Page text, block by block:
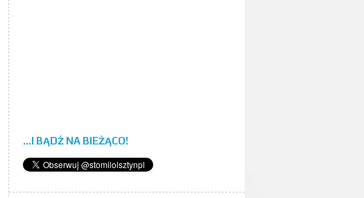
...I BĄDŹ NA BIEŻĄCO!